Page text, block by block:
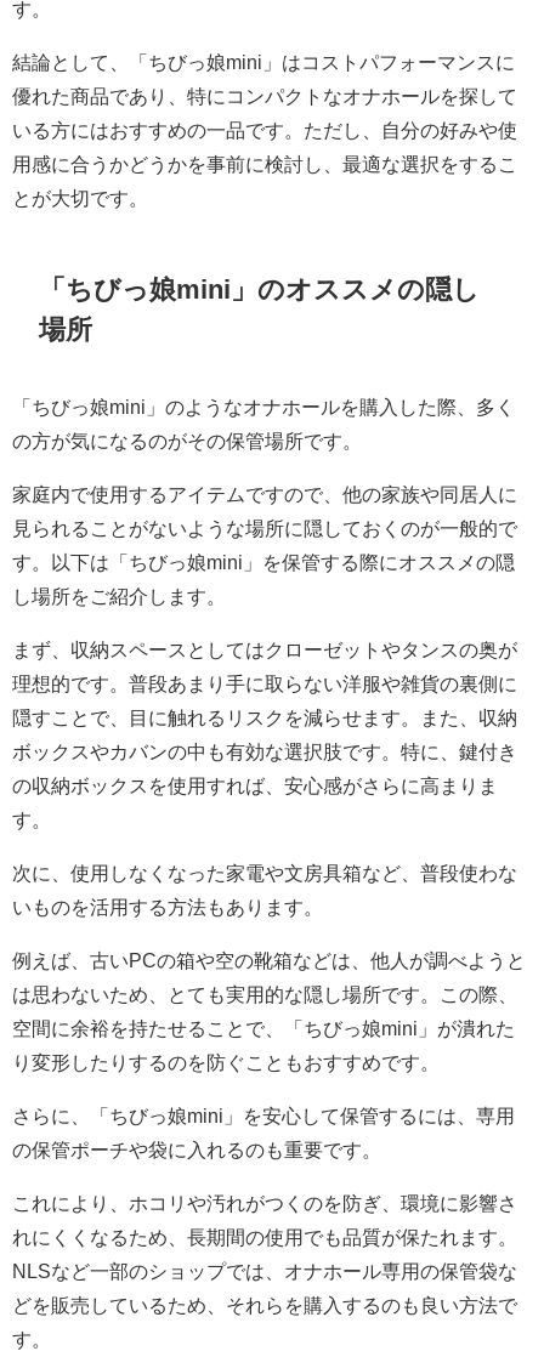
す。
結論として、「ちびっ娘mini」はコストパフォーマンスに
優れた商品であり、特にコンパクトなオナホールを探して
いる方にはおすすめの一品です。ただし、自分の好みや使
用感に合うかどうかを事前に検討し、最適な選択をするこ
とが大切です。
「ちびっ娘mini」のオススメの隠し
場所
「ちびっ娘mini」のようなオナホールを購入した際、多く
の方が気になるのがその保管場所です。
家庭内で使用するアイテムですので、他の家族や同居人に
見られることがないような場所に隠しておくのが一般的で
す。以下は「ちびっ娘mini」を保管する際にオススメの隠
し場所をご紹介します。
まず、収納スペースとしてはクローゼットやタンスの奥が
理想的です。普段あまり手に取らない洋服や雑貨の裏側に
隠すことで、目に触れるリスクを減らせます。また、収納
ボックスやカバンの中も有効な選択肢です。特に、鍵付き
の収納ボックスを使用すれば、安心感がさらに高まりま
す。
次に、使用しなくなった家電や文房具箱など、普段使わな
いものを活用する方法もあります。
例えば、古いPCの箱や空の靴箱などは、他人が調べようと
は思わないため、とても実用的な隠し場所です。この際、
空間に余裕を持たせることで、「ちびっ娘mini」が潰れた
り変形したりするのを防ぐこともおすすめです。
さらに、「ちびっ娘mini」を安心して保管するには、専用
の保管ポーチや袋に入れるのも重要です。
これにより、ホコリや汚れがつくのを防ぎ、環境に影響さ
れにくくなるため、長期間の使用でも品質が保たれます。
NLSなど一部のショップでは、オナホール専用の保管袋な
どを販売しているため、それらを購入するのも良い方法で
す。